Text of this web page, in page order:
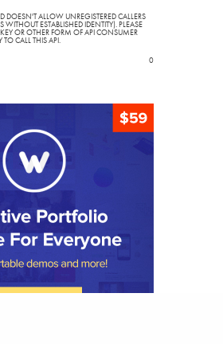
DOESN'T ALLOW UNREGISTERED CALLERS
WITHOUT ESTABLISHED IDENTITY). PLEASE
OR OTHER FORM OF API CONSUMER
TO CALL THIS API.
0